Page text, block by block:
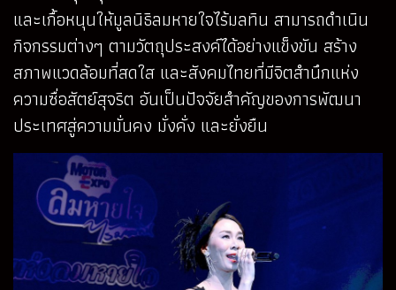
และเกื้อหนุนให้มูลนิธิลมหายใจไร้มลทิน สามารถดำเนิน
กิจกรรมต่างๆ ตามวัตถุประสงค์ได้อย่างแข็งขัน สร้าง
สภาพแวดล้อมที่สดใส และสังคมไทยที่มีจิตสำนึกแห่ง
ความซื่อสัตย์สุจริต อันเป็นปัจจัยสำคัญของการพัฒนา
ประเทศสู่ความมั่นคง มั่งคั่ง และยั่งยืน